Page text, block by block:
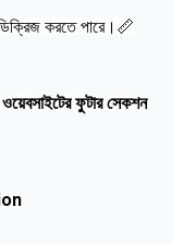
করতে পারে।📏
ওয়েবসাইটের ফুটার সেকশন